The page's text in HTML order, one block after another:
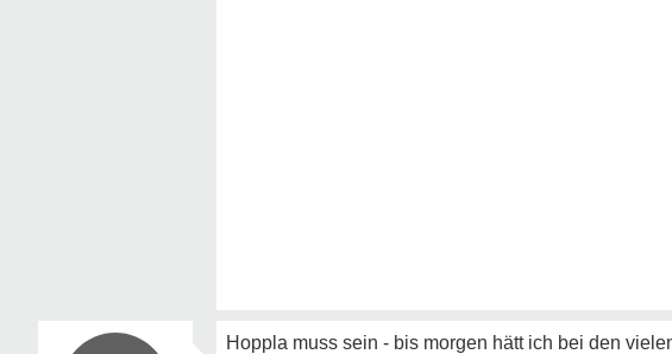
Hoppla muss sein - bis morgen hätt ich bei den